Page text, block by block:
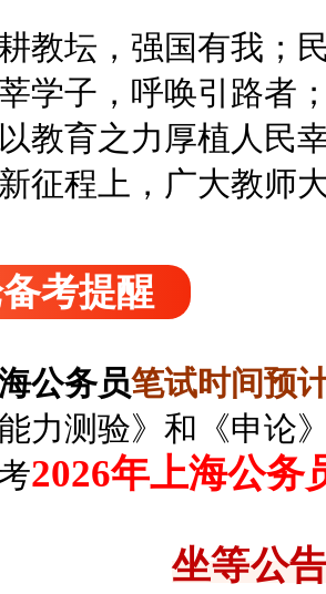
坛，强国有我；民
学子，呼唤引路者
教育之力厚植人民
征程上，广大教师
考提醒
公务员笔试时间预
力测验》和《申论
2026年上海公务
坐等公